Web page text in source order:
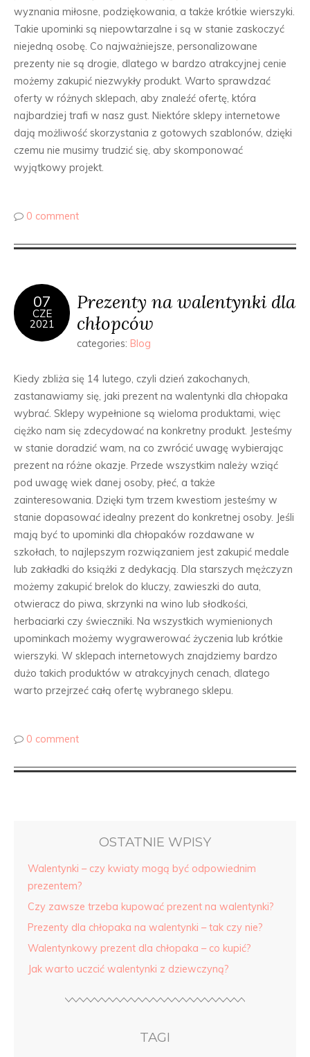
wyznania miłosne, podziękowania, a także krótkie wierszyki.
Takie upominki są niepowtarzalne i są w stanie zaskoczyć
niejedną osobę. Co najważniejsze, personalizowane
prezenty nie są drogie, dlatego w bardzo atrakcyjnej cenie
możemy zakupić niezwykły produkt. Warto sprawdzać
oferty w różnych sklepach, aby znaleźć ofertę, która
najbardziej trafi w nasz gust. Niektóre sklepy internetowe
dają możliwość skorzystania z gotowych szablonów, dzięki
czemu nie musimy trudzić się, aby skomponować
wyjątkowy projekt.
0 comment
07
CZE
2021
Prezenty na walentynki dla
chłopców
categories: Blog
Kiedy zbliża się 14 lutego, czyli dzień zakochanych,
zastanawiamy się, jaki prezent na walentynki dla chłopaka
wybrać. Sklepy wypełnione są wieloma produktami, więc
ciężko nam się zdecydować na konkretny produkt. Jesteśmy
w stanie doradzić wam, na co zwrócić uwagę wybierając
prezent na różne okazje. Przede wszystkim należy wziąć
pod uwagę wiek danej osoby, płeć, a także
zainteresowania. Dzięki tym trzem kwestiom jesteśmy w
stanie dopasować idealny prezent do konkretnej osoby. Jeśli
mają być to upominki dla chłopaków rozdawane w
szkołach, to najlepszym rozwiązaniem jest zakupić medale
lub zakładki do książki z dedykacją. Dla starszych mężczyzn
możemy zakupić brelok do kluczy, zawieszki do auta,
otwieracz do piwa, skrzynki na wino lub słodkości,
herbaciarki czy świeczniki. Na wszystkich wymienionych
upominkach możemy wygrawerować życzenia lub krótkie
wierszyki. W sklepach internetowych znajdziemy bardzo
dużo takich produktów w atrakcyjnych cenach, dlatego
warto przejrzeć całą ofertę wybranego sklepu.
0 comment
OSTATNIE WPISY
Walentynki – czy kwiaty mogą być odpowiednim
prezentem?
Czy zawsze trzeba kupować prezent na walentynki?
Prezenty dla chłopaka na walentynki – tak czy nie?
Walentynkowy prezent dla chłopaka – co kupić?
Jak warto uczcić walentynki z dziewczyną?
TAGI